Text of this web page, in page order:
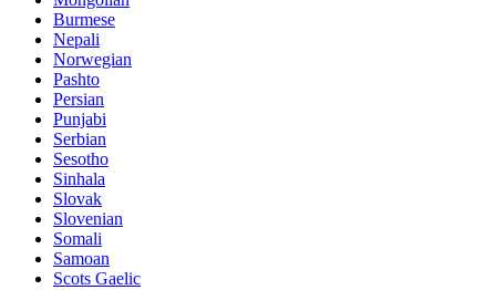
Burmese
Nepali
Norwegian
Pashto
Persian
Punjabi
Serbian
Sesotho
Sinhala
Slovak
Slovenian
Somali
Samoan
Scots Gaelic